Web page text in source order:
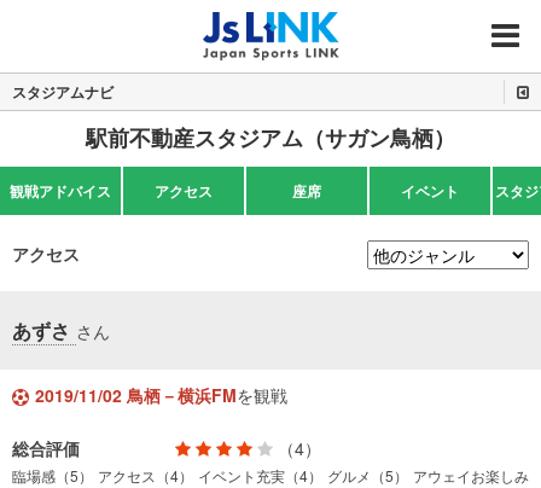
MENU
スタジアムナビ
駅前不動産スタジアム（サガン鳥栖）
観戦アドバイス アクセス 座席 イベント スタ
アクセス
あずさ さん
2019/11/02 鳥栖－横浜FMを観戦
総合評価 （4）
臨場感（5） アクセス（4） イベント充実（4） グルメ（5）
アウェイお楽しみ